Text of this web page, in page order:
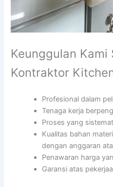
Keunggulan Kami
Kontraktor
Profesional dalam
Tenaga kerja
Proses yang
Kualitas bahan
dengan anggaran
Penawaran harga
Garansi atas